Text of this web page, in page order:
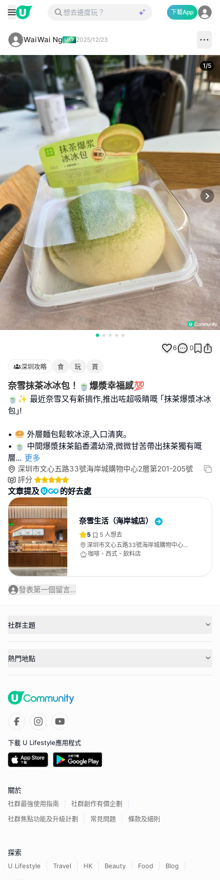
下載App
WaiWai Ng 2025/12/23
1/5
6 0
深圳攻略 食 玩 買
奈雪抹茶冰冰包！🍵爆漿幸福感💯
🍵✨ 最近奈雪又有新搞作,推出咗超吸睛嘅 ｢抹茶爆漿冰冰
包｣!
• 🥯 外層麵包鬆軟冰涼,入口清爽｡
• 🍵 中間爆漿抹茶餡香濃幼滑,微微甘苦帶出抹茶獨有嘅
層... 更多
深圳市文心五路33號海岸城購物中心2層第201-205號
評分
文章提及 的好去處
奈雪生活（海岸城店）
5 5 人想去
深圳市文心五路33號海岸城購物中心2
層第201-205號
咖啡、西式、飲料店
發表第一個留言...
社群主題
熱門地點
下載 U Lifestyle應用程式
關於
社群最強使用指南
社群創作有價企劃
社群焦點功能及升級計劃
常見問題 條款及細則
探索
U Lifestyle Travel HK Beauty Food
Blog